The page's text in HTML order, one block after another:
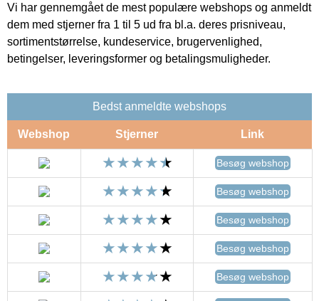
Vi har gennemgået de mest populære webshops og anmeldt
dem med stjerner fra 1 til 5 ud fra bl.a. deres prisniveau,
sortimentstørrelse, kundeservice, brugervenlighed,
betingelser, leveringsformer og betalingsmuligheder.
Bedst anmeldte webshops
Webshop Stjerner Link
Besøg webshop
Besøg webshop
Besøg webshop
Besøg webshop
Besøg webshop